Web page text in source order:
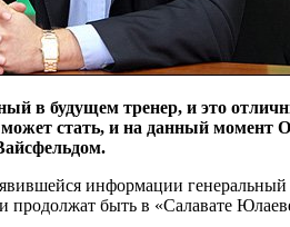
в будущем тренер, и это
стать, и на данный момент
информации генеральный
продолжат быть в «Салавате